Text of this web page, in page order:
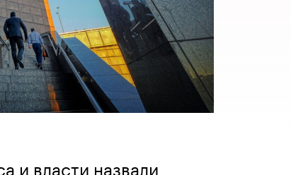
и власти назвали